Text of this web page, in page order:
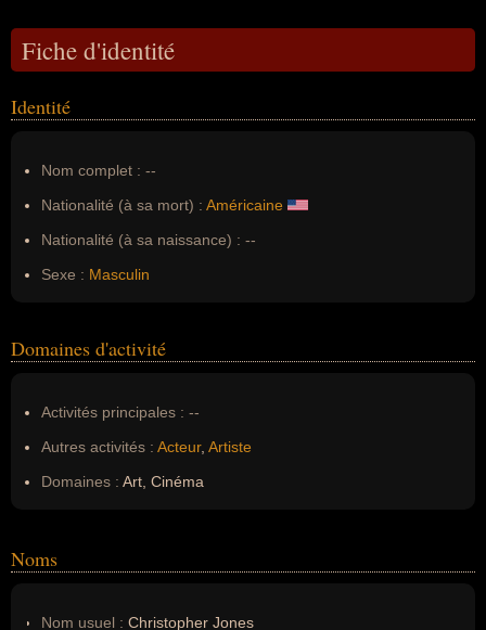
Fiche d'identité
Identité
Nom complet : --
Nationalité (à sa mort) : Américaine
Nationalité (à sa naissance) : --
Sexe : Masculin
Domaines d'activité
Activités principales : --
Autres activités : Acteur, Artiste
Domaines : Art, Cinéma
Noms
Nom usuel : Christopher Jones